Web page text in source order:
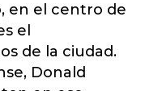
en el centro de
el
de la ciudad.
Donald